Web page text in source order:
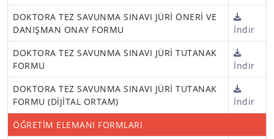
DOKTORA TEZ SAVUNMA SINAVI JÜRİ ÖNERİ VE
DANIŞMAN ONAY FORMU
İndir
DOKTORA TEZ SAVUNMA SINAVI JÜRİ TUTANAK
FORMU
İndir
DOKTORA TEZ SAVUNMA SINAVI JÜRİ TUTANAK
FORMU (DİJİTAL ORTAM)
İndir
ÖĞRETİM ELEMANI FORMLARI